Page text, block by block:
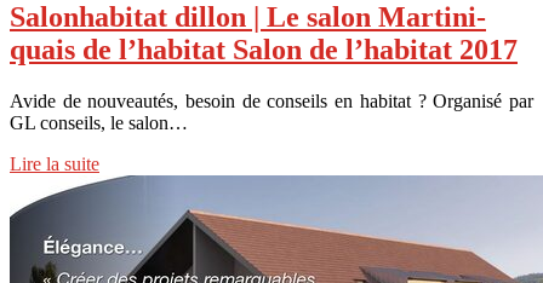
Salon­habitat dillon | Le salon Mar­tini­
quais de l’habitat Salon de l’habitat 2017
Avide de nouveautés, besoin de conseils en habitat ? Organisé par
GL conseils, le salon…
Lire la suite